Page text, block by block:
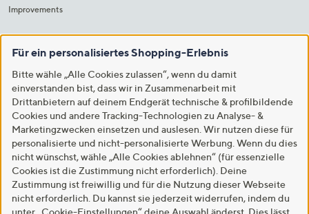
Improvements
Für ein personalisiertes Shopping-Erlebnis
Bitte wähle „Alle Cookies zulassen“, wenn du damit
einverstanden bist, dass wir in Zusammenarbeit mit
Drittanbietern auf deinem Endgerät technische & profilbildende
Cookies und andere Tracking-Technologien zu Analyse- &
Marketingzwecken einsetzen und auslesen. Wir nutzen diese für
personalisierte und nicht-personalisierte Werbung. Wenn du dies
nicht wünschst, wähle „Alle Cookies ablehnen“ (für essenzielle
Cookies ist die Zustimmung nicht erforderlich). Deine
Zustimmung ist freiwillig und für die Nutzung dieser Webseite
nicht erforderlich. Du kannst sie jederzeit widerrufen, indem du
unter „Cookie-Einstellungen“ deine Auswahl änderst. Dies lässt